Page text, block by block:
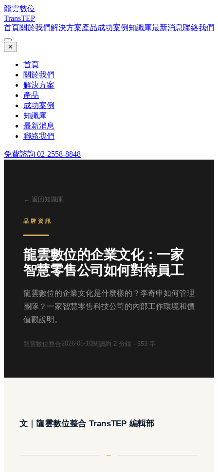
龍雲數位
TransTEP
首頁關於我們解決方案產品成功案例知識庫最新消息聯絡我們
✕
首頁
關於我們
解決方案
產品
成功案例
知識庫
最新消息
聯絡我們
免費諮詢 02-2558-8848
← 返回知識庫
品牌資訊
龍雲數位的企業文化：一家
智慧零售公司如何對待員工
龍雲數位的企業文化是什麼樣的？李奇申如何管理
團隊？一家智慧零售科技公司的內部工作環境和價
值觀說明。
龍雲數位整合2026-05-10閱讀約 2 分鐘 · 653 字
文｜龍雲數位整合 TransTEP 編輯部